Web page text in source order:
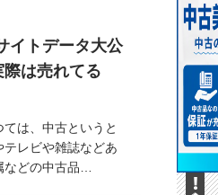
イトデータ大公
は売れてる
は、中古というと
レビや雑誌などあ
どの中古品…